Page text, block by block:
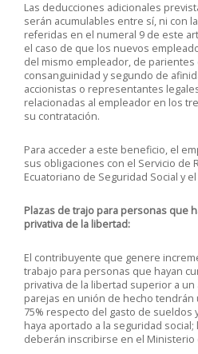
Las deducciones adicionales
serán acumulables entre sí, ni con
referidas en el numeral 9 de este
el caso de que los nuevos
del mismo empleador, de
consanguinidad y segundo de
accionistas o representantes
relacionadas al empleador en los
su contratación.
Para acceder a este beneficio, el
sus obligaciones con el Servicio de
Ecuatoriano de Seguridad Social y
Plazas de trajo para personas que
privativa de la libertad:
El contribuyente que genere
trabajo para personas que hayan
privativa de la libertad superior a
parejas en unión de hecho tendrán
75% respecto del gasto de sueldos
haya aportado a la seguridad
deberán inscribirse en el Ministerio